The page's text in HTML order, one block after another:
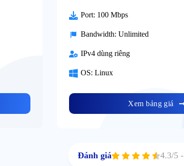
Port: 100 Mbps
Bandwidth: Unlimited
IPv4 dùng riêng
OS: Linux
Xem bảng giá
Đánh giá 4.3/5 -